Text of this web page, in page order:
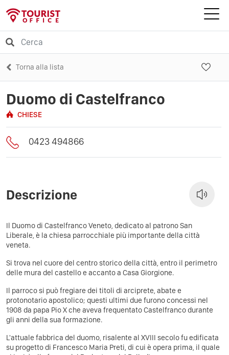
Torna alla lista
Duomo di Castelfranco
CHIESE
0423 494866
Descrizione
Il Duomo di Castelfranco Veneto, dedicato al patrono San
Liberale, è la chiesa parrocchiale più importante della città
veneta.
Si trova nel cuore del centro storico della città, entro il perimetro
delle mura del castello e accanto a Casa Giorgione.
Il parroco si può fregiare dei titoli di arciprete, abate e
protonotario apostolico; questi ultimi due furono concessi nel
1908 da papa Pio X che aveva frequentato Castelfranco durante
gli anni della sua formazione.
L'attuale fabbrica del duomo, risalente al XVIII secolo fu edificata
su progetto di Francesco Maria Preti, di cui è opera prima, il quale